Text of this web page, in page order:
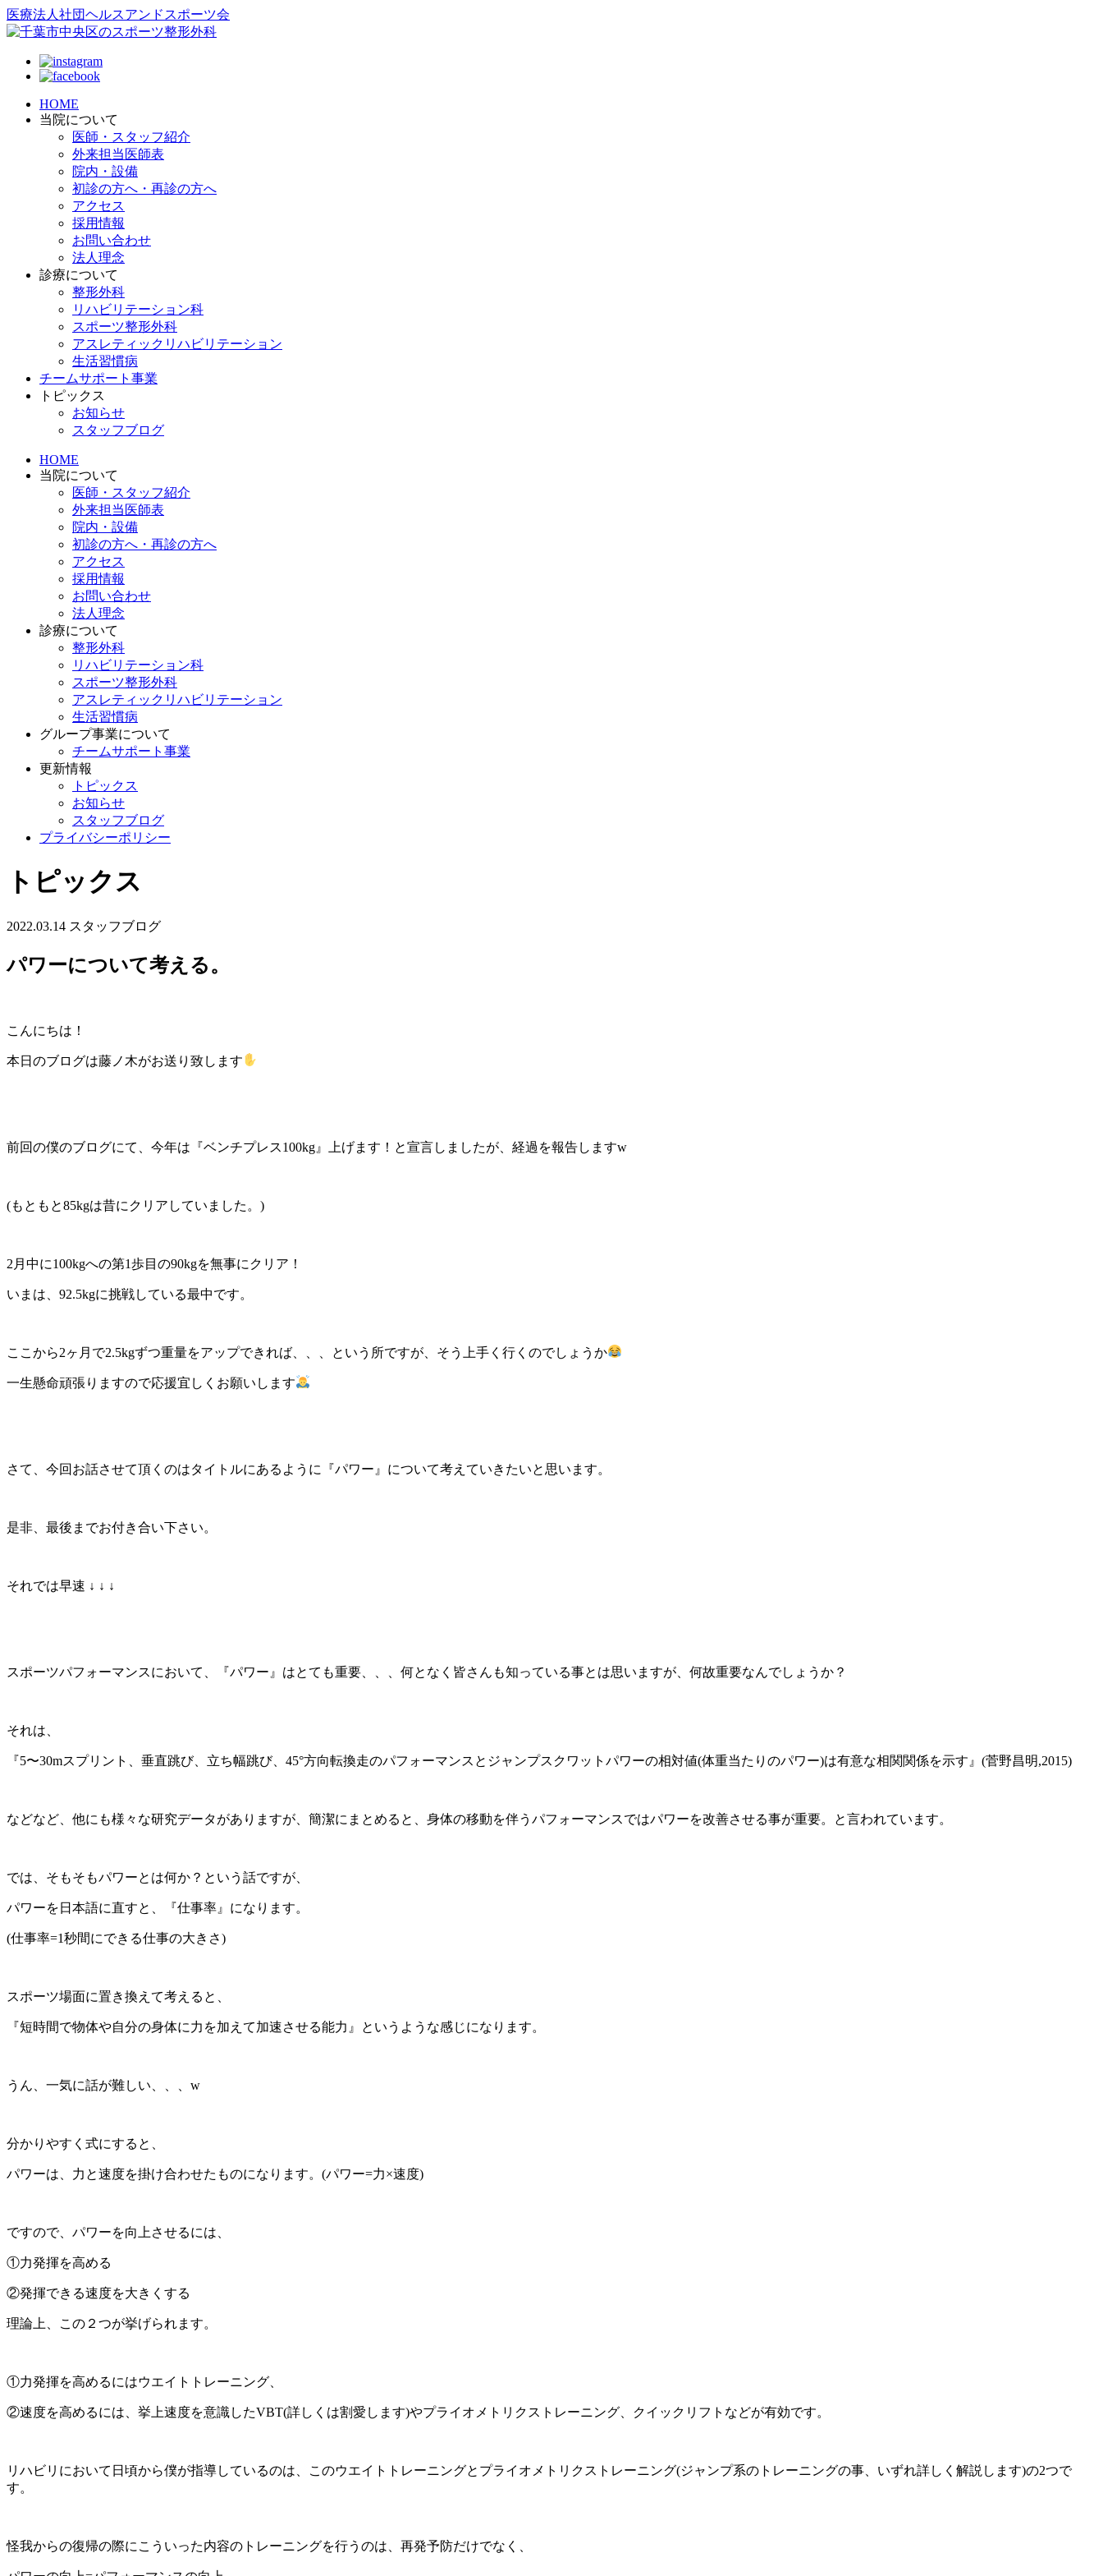
医療法人社団ヘルスアンドスポーツ会
HOME
当院について
医師・スタッフ紹介
外来担当医師表
院内・設備
初診の方へ・再診の方へ
アクセス
採用情報
お問い合わせ
法人理念
診療について
整形外科
リハビリテーション科
スポーツ整形外科
アスレティックリハビリテーション
生活習慣病
チームサポート事業
トピックス
お知らせ
スタッフブログ
HOME
当院について
医師・スタッフ紹介
外来担当医師表
院内・設備
初診の方へ・再診の方へ
アクセス
採用情報
お問い合わせ
法人理念
診療について
整形外科
リハビリテーション科
スポーツ整形外科
アスレティックリハビリテーション
生活習慣病
グループ事業について
チームサポート事業
更新情報
トピックス
お知らせ
スタッフブログ
プライバシーポリシー
トピックス
2022.03.14 スタッフブログ
パワーについて考える。
こんにちは！
本日のブログは藤ノ木がお送り致します
前回の僕のブログにて、今年は『ベンチプレス100kg』上げます！と宣言しましたが、経過を報告しますw
(もともと85kgは昔にクリアしていました。)
2月中に100kgへの第1歩目の90kgを無事にクリア！
いまは、92.5kgに挑戦している最中です。
ここから2ヶ月で2.5kgずつ重量をアップできれば、、、という所ですが、そう上手く行くのでしょうか
一生懸命頑張りますので応援宜しくお願いします
さて、今回お話させて頂くのはタイトルにあるように『パワー』について考えていきたいと思います。
是非、最後までお付き合い下さい。
それでは早速 ↓ ↓ ↓
スポーツパフォーマンスにおいて、『パワー』はとても重要、、、何となく皆さんも知っている事とは思いますが、何故重要なんでしょうか？
それは、
『5〜30mスプリント、垂直跳び、立ち幅跳び、45°方向転換走のパフォーマンスとジャンプスクワットパワーの相対値(体重当たりのパワー)は有意な相関関係を示す』(菅野昌明,2015)
などなど、他にも様々な研究データがありますが、簡潔にまとめると、身体の移動を伴うパフォーマンスではパワーを改善させる事が重要。と言われています。
では、そもそもパワーとは何か？という話ですが、
パワーを日本語に直すと、『仕事率』になります。
(仕事率=1秒間にできる仕事の大きさ)
スポーツ場面に置き換えて考えると、
『短時間で物体や自分の身体に力を加えて加速させる能力』というような感じになります。
うん、一気に話が難しい、、、w
分かりやすく式にすると、
パワーは、力と速度を掛け合わせたものになります。(パワー=力×速度)
ですので、パワーを向上させるには、
①力発揮を高める
②発揮できる速度を大きくする
理論上、この２つが挙げられます。
①力発揮を高めるにはウエイトトレーニング、
②速度を高めるには、挙上速度を意識したVBT(詳しくは割愛します)やプライオメトリクストレーニング、クイックリフトなどが有効です。
リハビリにおいて日頃から僕が指導しているのは、このウエイトトレーニングとプライオメトリクストレーニング(ジャンプ系のトレーニングの事、いずれ詳しく解説します)の2つで
す。
怪我からの復帰の際にこういった内容のトレーニングを行うのは、再発予防だけでなく、